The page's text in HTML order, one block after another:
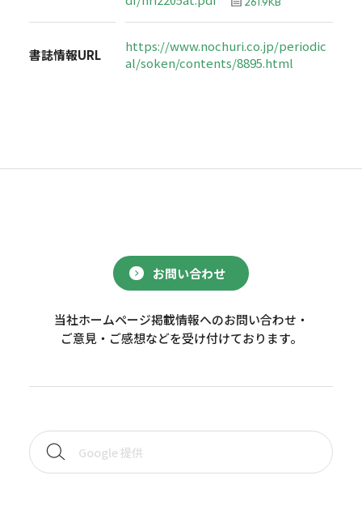
書誌情報URL
https://www.nochuri.co.jp/periodic
al/soken/contents/8895.html
お問い合わせ
当社ホームページ掲載情報へのお問い合わせ・
ご意見・ご感想などを受け付けております。